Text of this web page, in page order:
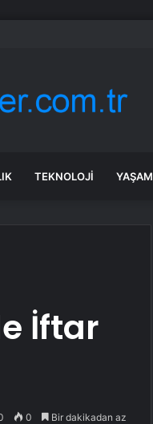
TEKNOLOJI YAŞAM
İftar
0 Bir dakikadan az